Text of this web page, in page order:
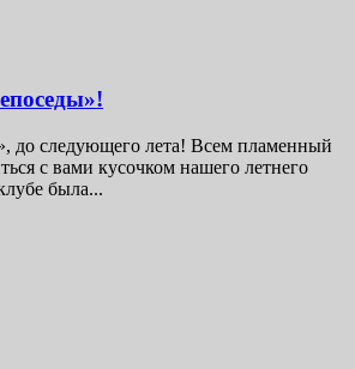
до следующего лета! Всем пламенный
с вами кусочком нашего летнего
была...